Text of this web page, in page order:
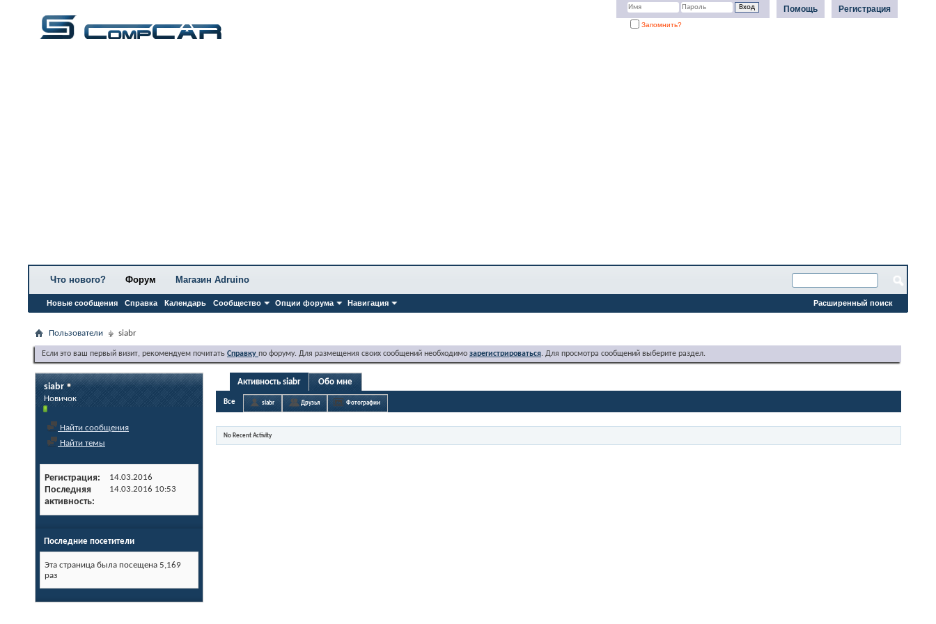
Регистрация
Помощь
Запомнить?
Что нового? Форум
Новые сообщения Справка Календарь Сообщество Опции форума Навигация
Магазин Adruino
Расширенный поиск
Пользователи siabr
Если это ваш первый визит, рекомендуем почитать Справку по форуму. Для размещения своих сообщений необходимо зарегистрироваться. Для просмотра сообщений выберите раздел.
siabr
Новичок
Найти сообщения
Найти темы
Регистрация 14.03.2016
Последняя
активность
14.03.2016 10:53
Последние посетители
Эта страница была посещена 5,169
раз
Активность siabr Обо мне
Все siabr Друзья Фотографии
No Recent Activity